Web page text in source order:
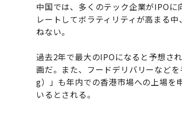
中国では、多くのテック企業がIPO
レートしてボラティリティが高まる
ねない。
過去2年で最大のIPOになると予想さ
画だ。また、フードデリバリーなど
g）」も年内での香港市場への上場を
いるとされる。